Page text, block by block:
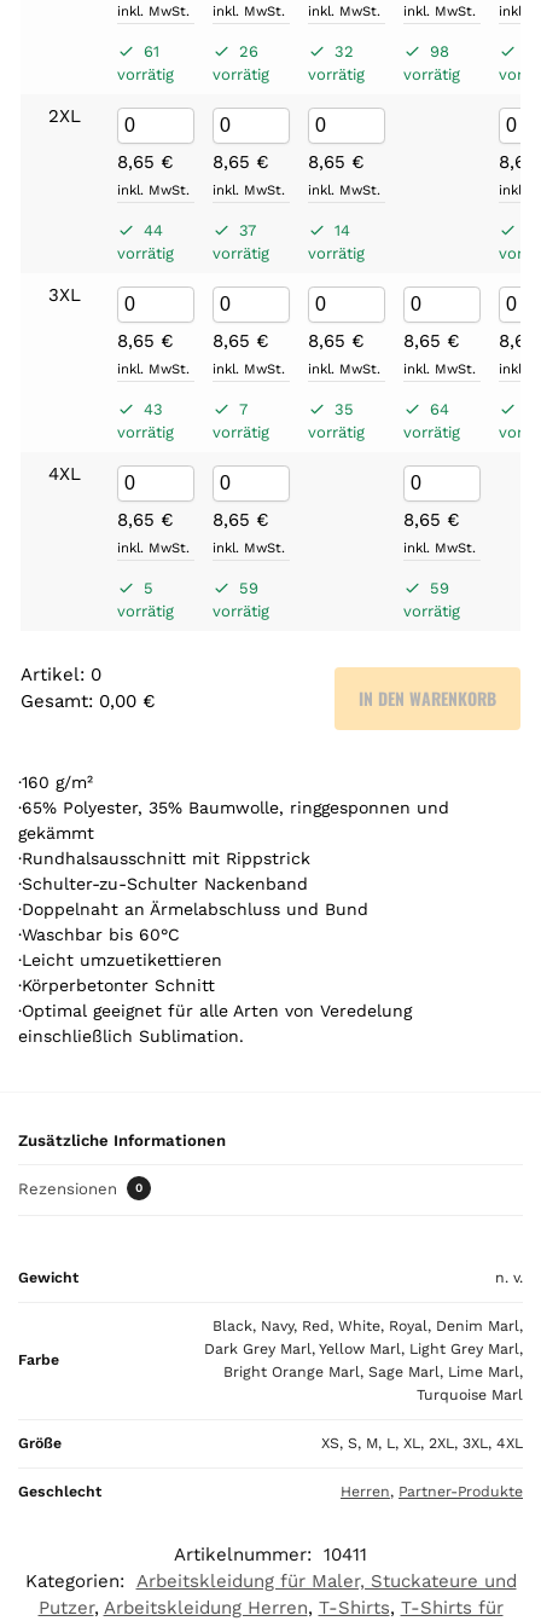
inkl. MwSt.
61
vorrätig
inkl. MwSt.
26
vorrätig
inkl. MwSt.
32
vorrätig
inkl. MwSt.
98
vorrätig
inkl.
2XL
8,65 €
inkl. MwSt.
44
vorrätig
8,65 €
inkl. MwSt.
37
vorrätig
8,65 €
inkl. MwSt.
14
vorrätig
8,65
inkl.
3XL
8,65 €
inkl. MwSt.
43
vorrätig
8,65 €
inkl. MwSt.
7
vorrätig
8,65 €
inkl. MwSt.
35
vorrätig
8,65 €
inkl. MwSt.
64
vorrätig
8,65
inkl.
4XL
8,65 €
inkl. MwSt.
5
vorrätig
8,65 €
inkl. MwSt.
59
vorrätig
8,65 €
inkl. MwSt.
59
vorrätig
Artikel: 0
Gesamt: 0,00 €
r
t
i
k
e
l
.
Y
o
u
r
a
l
,
IN DEN WARENKORB
·160 g/m²
·65% Polyester, 35% Baumwolle, ringgesponnen und
gekämmt
·Rundhalsausschnitt mit Rippstrick
·Schulter-zu-Schulter Nackenband
·Doppelnaht an Ärmelabschluss und Bund
·Waschbar bis 60°C
·Leicht umzuetikettieren
·Körperbetonter Schnitt
·Optimal geeignet für alle Arten von Veredelung
einschließlich Sublimation.
Zusätzliche Informationen
Rezensionen 0
Gewicht n. v.
Farbe
Black, Navy, Red, White, Royal, Denim Marl,
Dark Grey Marl, Yellow Marl, Light Grey Marl,
Bright Orange Marl, Sage Marl, Lime Marl,
Turquoise Marl
Größe XS, S, M, L, XL, 2XL, 3XL, 4XL
Geschlecht Herren, Partner-Produkte
Artikelnummer: 10411
Kategorien: Arbeitskleidung für Maler, Stuckateure und
Putzer, Arbeitskleidung Herren, T-Shirts, T-Shirts für